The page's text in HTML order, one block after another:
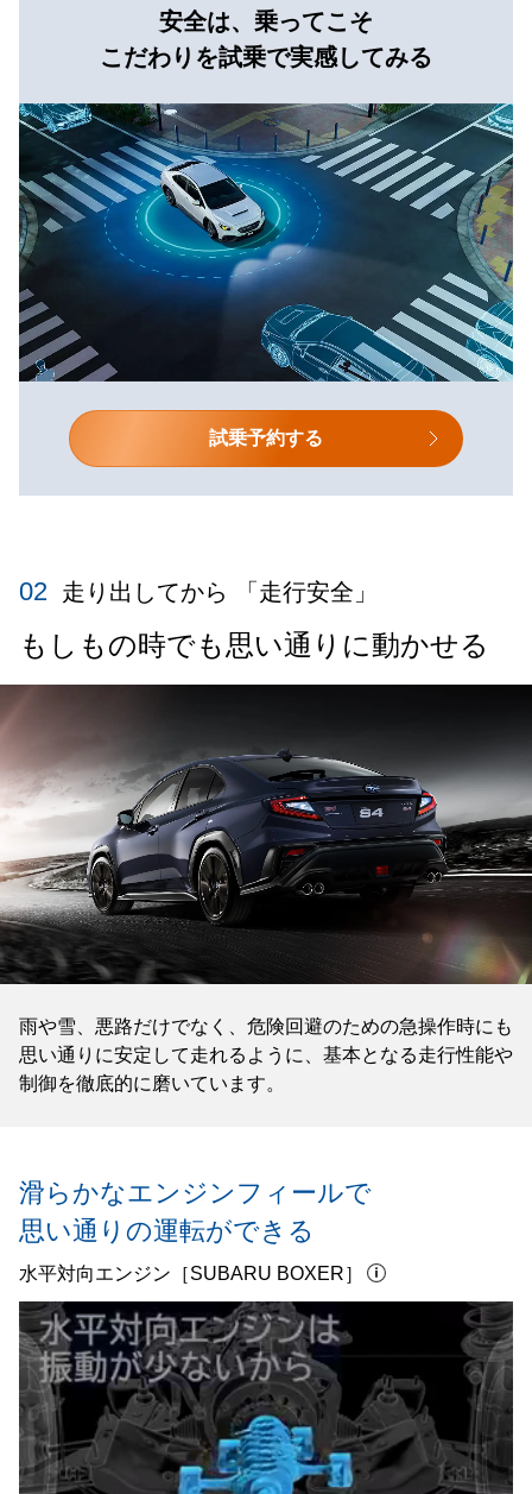
安全は、乗ってこそ
こだわりを試乗で実感してみる
試乗予約する
02 走り出してから 「走行安全」
もしもの時でも思い通りに動かせる
雨や雪、悪路だけでなく、危険回避のための急操作時にも
思い通りに安定して走れるように、基本となる走行性能や
制御を徹底的に磨いています。
滑らかなエンジンフィールで
思い通りの運転ができる
水平対向エンジン［SUBARU BOXER］